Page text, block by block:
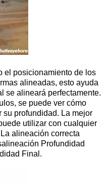
posicionamiento de los
alineadas, esto ayuda
se alineará perfectamente.
se puede ver cómo
profundidad. La mejor
utilizar con cualquier
alineación correcta
Profundidad
Final.